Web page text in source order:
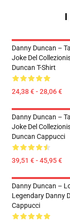
I
Danny Duncan –
Joke Del
Duncan T-Shirt
24,38 € - 28,06 €
Danny Duncan –
Joke Del
Duncan Cappucci
39,51 € - 45,95 €
Danny Duncan –
Legendary Danny
Cappucci